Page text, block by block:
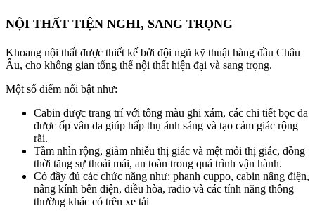
NỘI THẤT TIỆN NGHI, SANG TRỌNG
Khoang nội thất được thiết kế bởi đội ngũ kỹ thuật hàng đầu Châu
Âu, cho không gian tổng thể nội thất hiện đại và sang trọng.
Một số điểm nổi bật như:
Cabin được trang trí với tông màu ghi xám, các chi tiết bọc da
được ốp vân da giúp hấp thụ ánh sáng và tạo cảm giác rộng
rãi.
Tầm nhìn rộng, giảm nhiễu thị giác và mệt mỏi thị giác, đồng
thời tăng sự thoải mái, an toàn trong quá trình vận hành.
Có đầy đủ các chức năng như: phanh cuppo, cabin nâng điện,
nâng kính bên điện, điều hòa, radio và các tính năng thông
thường khác có trên xe tải